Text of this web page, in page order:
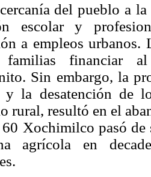
del pueblo a
escolar y
a empleos
familias financiar
Sin embargo, la
y la desatención de
rural, resultó en el
Xochimilco pasó de
agrícola en